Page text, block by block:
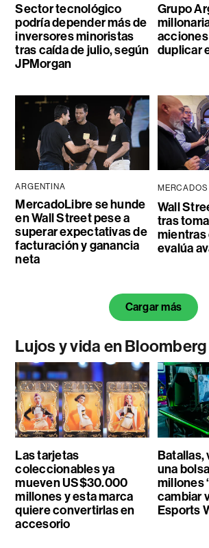
Sector tecnológico
podría depender más de
inversores minoristas
tras caída de julio, según
JPMorgan
Grupo
duplicar
ARGENTINA
MercadoLibre se hunde
en Wall Street pese a
superar expectativas de
facturación y ganancia
neta
MERCADOS
Wall
tras
mientras
evalúa
Cargar más
Lujos y vida en
Las tarjetas
coleccionables ya
mueven US$30.000
millones y esta marca
quiere convertirlas en
accesorio
Batallas,
una
millones
cambiar
Esports